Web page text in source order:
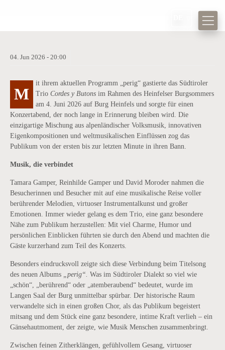
04. Jun 2026 - 20:00
MIT „PERIG“ AUF BURG HEINFELS
M
it ihrem aktuellen Programm „perig“ gastierte das Südtiroler
Trio Cordes y Butons im Rahmen des Heinfelser Burgsommers
am 4. Juni 2026 auf Burg Heinfels und sorgte für einen
Konzertabend, der noch lange in Erinnerung bleiben wird. Die
einzigartige Mischung aus alpenländischer Volksmusik, innovativen
Eigenkompositionen und weltmusikalischen Einflüssen zog das
Publikum von der ersten bis zur letzten Minute in ihren Bann.
Musik, die verbindet
Tamara Gamper, Reinhilde Gamper und David Moroder nahmen die
Besucherinnen und Besucher mit auf eine musikalische Reise voller
berührender Melodien, virtuoser Instrumentalkunst und großer
Emotionen. Immer wieder gelang es dem Trio, eine ganz besondere
Nähe zum Publikum herzustellen: Mit viel Charme, Humor und
persönlichen Einblicken führten sie durch den Abend und machten die
Gäste kurzerhand zum Teil des Konzerts.
Besonders eindrucksvoll zeigte sich diese Verbindung beim Titelsong
des neuen Albums „perig“. Was im Südtiroler Dialekt so viel wie
„schön“, „berührend“ oder „atemberaubend“ bedeutet, wurde im
Langen Saal der Burg unmittelbar spürbar. Der historische Raum
verwandelte sich in einen großen Chor, als das Publikum begeistert
mitsang und dem Stück eine ganz besondere, intime Kraft verlieh – ein
Gänsehautmoment, der zeigte, wie Musik Menschen zusammenbringt.
Zwischen feinen Zitherklängen, gefühlvollem Gesang, virtuoser